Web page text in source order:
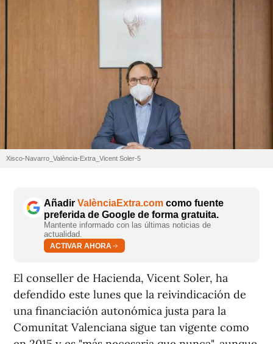
Xisco-Navarro_València-Extra_Vicent Soler-5
Añadir ValènciaExtra.com como fuente
preferida de Google de forma gratuita.
Mantente informado con las últimas noticias de
actualidad.
ACTIVAR AHORA
El conseller de Hacienda, Vicent Soler, ha
defendido este lunes que la reivindicación de
una financiación autonómica justa para la
Comunitat Valenciana sigue tan vigente como